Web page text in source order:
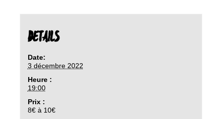
DETAILS
Date:
3 décembre 2022
Heure :
19:00
Prix :
8€ à 10€